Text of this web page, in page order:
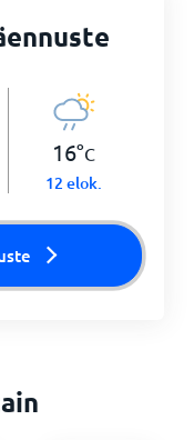
16°C
12 elok.